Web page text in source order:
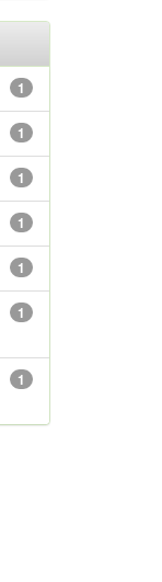
1
1
1
1
1
1
1